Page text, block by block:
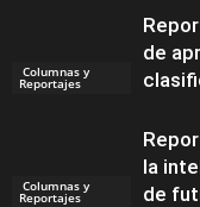
Columnas y
Reportajes
de
Columnas y
Reportajes
la
de